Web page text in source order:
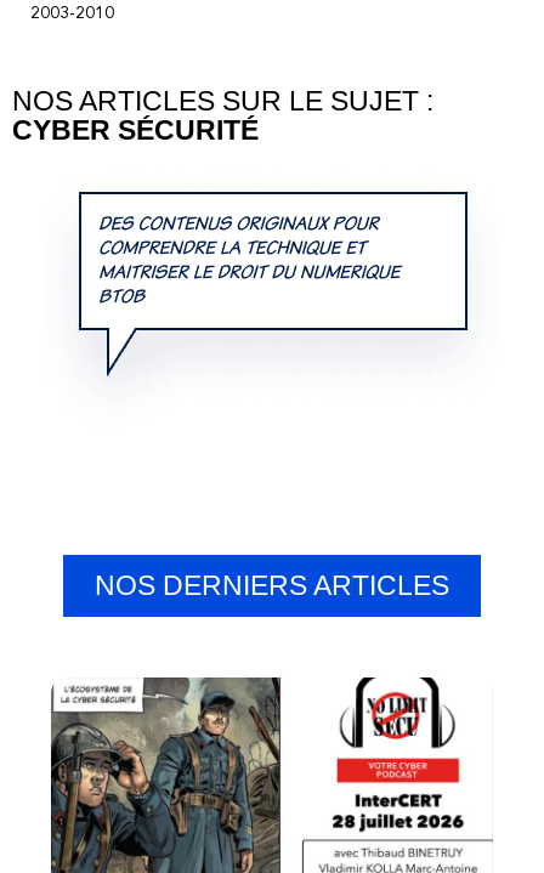
2003-2010
NOS ARTICLES SUR LE SUJET :
CYBER SÉCURITÉ
NOS DERNIERS ARTICLES